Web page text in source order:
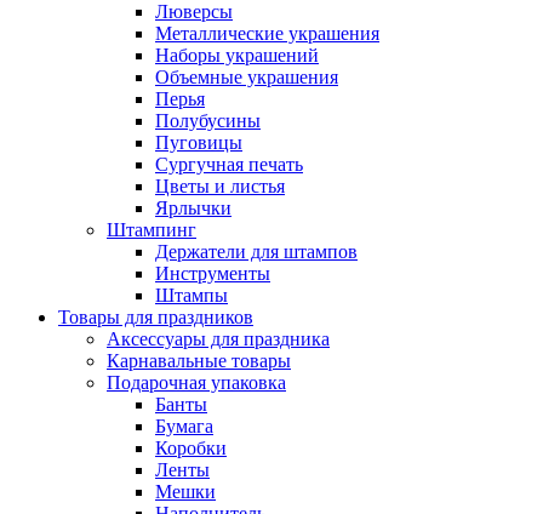
Люверсы
Металлические украшения
Наборы украшений
Объемные украшения
Перья
Полубусины
Пуговицы
Сургучная печать
Цветы и листья
Ярлычки
Штампинг
Держатели для штампов
Инструменты
Штампы
Товары для праздников
Аксессуары для праздника
Карнавальные товары
Подарочная упаковка
Банты
Бумага
Коробки
Ленты
Мешки